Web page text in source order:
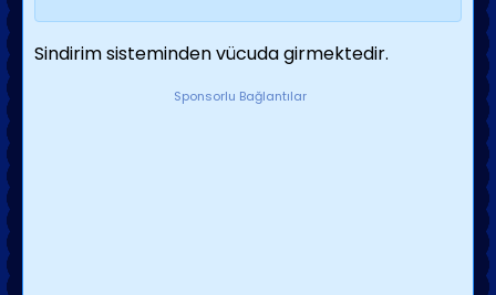
Sindirim sisteminden vücuda girmektedir.
Sponsorlu Bağlantılar